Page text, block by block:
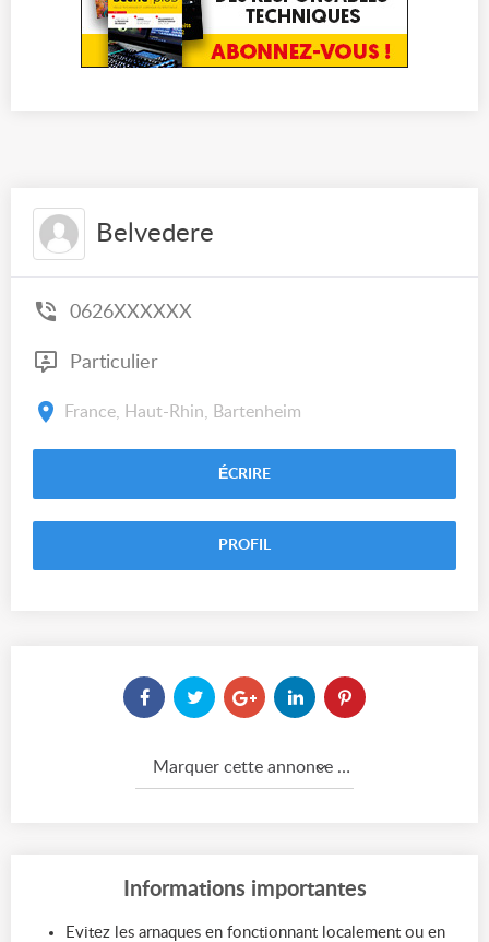
Belvedere
0626XXXXXX
Particulier
France, Haut-Rhin, Bartenheim
ÉCRIRE
PROFIL
Marquer cette annonce comme...
Informations importantes
Evitez les arnaques en fonctionnant localement ou en